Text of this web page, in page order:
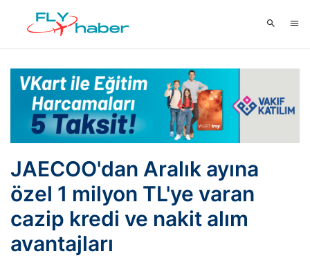
JAECOO'dan Aralık ayına
özel 1 milyon TL'ye varan
cazip kredi ve nakit alım
avantajları